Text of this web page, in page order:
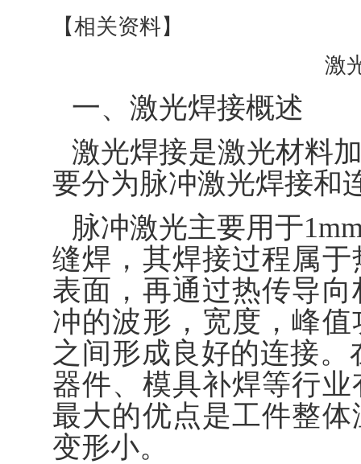
【相关资料】
激
一、激光焊接概述
激光焊接是激光材料
要分为脉冲激光焊接和
脉冲激光主要用于
缝焊，其焊接过程属
表面，再通过热传导
冲的波形，宽度，峰
之间形成良好的连接
器件、模具补焊等行
最大的优点是工件整
变形小。